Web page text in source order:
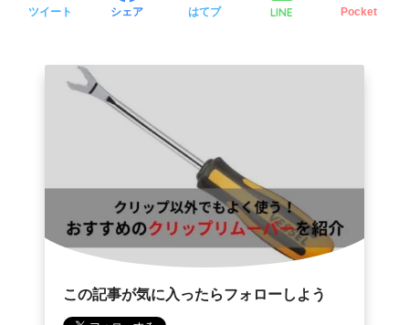
ツイート シェア はてブ LINE Pocket
この記事が気に入ったらフォローしよう